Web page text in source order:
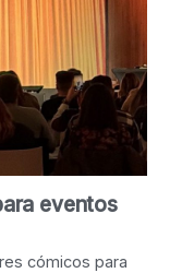
eventos
cómicos para